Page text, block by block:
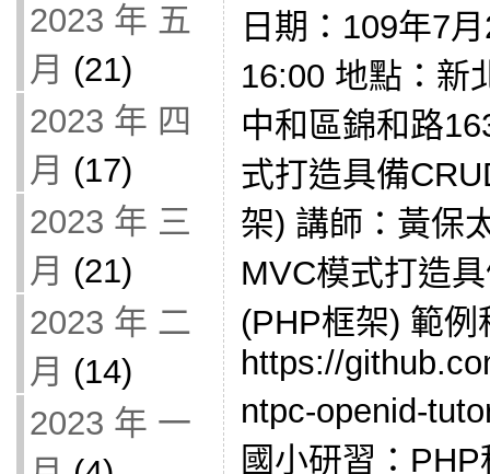
2023 年 五
月 (21)
2023 年 四
月 (17)
2023 年 三
月 (21)
2023 年 二
月 (14)
2023 年 一
日期：109年7
16:00 地點：新
中和區錦和路
式打造具備
架) 講師：黃保
MVC模式打造
(PHP框架) 範例
https://
ntpc-openid-
國小研習：